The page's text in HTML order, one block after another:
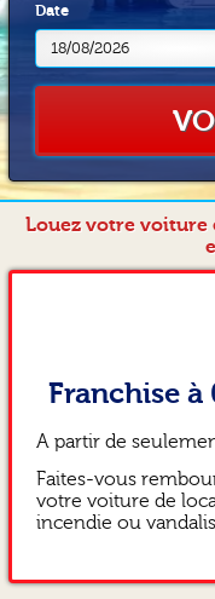
Date
Louez votre voiture
Franchise à
A partir de
Faites-vous
votre voiture de
incendie ou